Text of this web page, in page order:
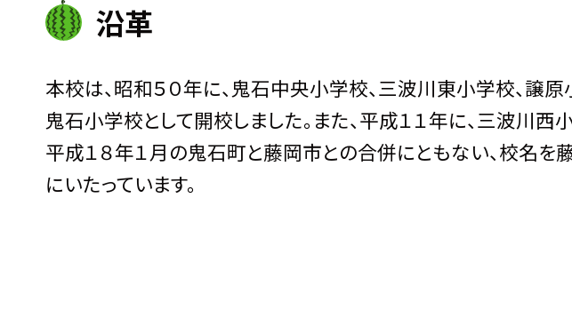
沿革
本校は、昭和５０年に、鬼石中央小学校、三波川東小学校、譲
鬼石小学校として開校しました。また、平成１１年に、三波川西
平成１８年１月の鬼石町と藤岡市との合併にともない、校名
にいたっています。